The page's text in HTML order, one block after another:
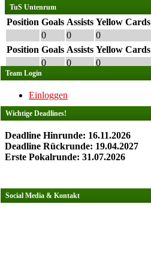
TuS Untenrum
Position Goals Assists Yellow Cards
0
0 0
Position Goals Assists Yellow Cards
0
0 0
Team Login
Einloggen
Wichtige Deadlines!
Deadline Hinrunde: 16.11.2026
Deadline Rückrunde: 19.04.2027
Erste Pokalrunde: 31.07.2026
Social Media & Kontakt